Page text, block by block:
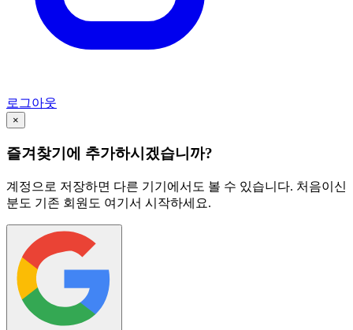
로그아웃
×
즐겨찾기에 추가하시겠습니까?
계정으로 저장하면 다른 기기에서도 볼 수 있습니다. 처음이신
분도 기존 회원도 여기서 시작하세요.